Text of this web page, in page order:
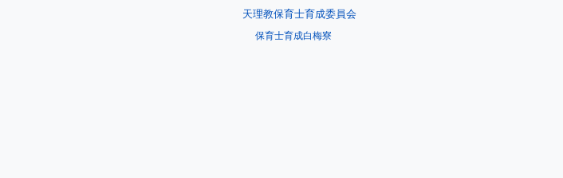
天理教保育士育成委員会
保育士育成白梅寮